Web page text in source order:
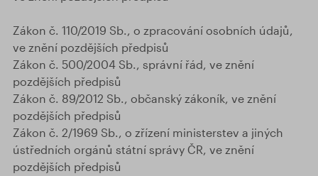
Zákon č. 110/2019 Sb., o zpracování osobních údajů,
ve znění pozdějších předpisů
Zákon č. 500/2004 Sb., správní řád, ve znění
pozdějších předpisů
Zákon č. 89/2012 Sb., občanský zákoník, ve znění
pozdějších předpisů
Zákon č. 2/1969 Sb., o zřízení ministerstev a jiných
ústředních orgánů státní správy ČR, ve znění
pozdějších předpisů